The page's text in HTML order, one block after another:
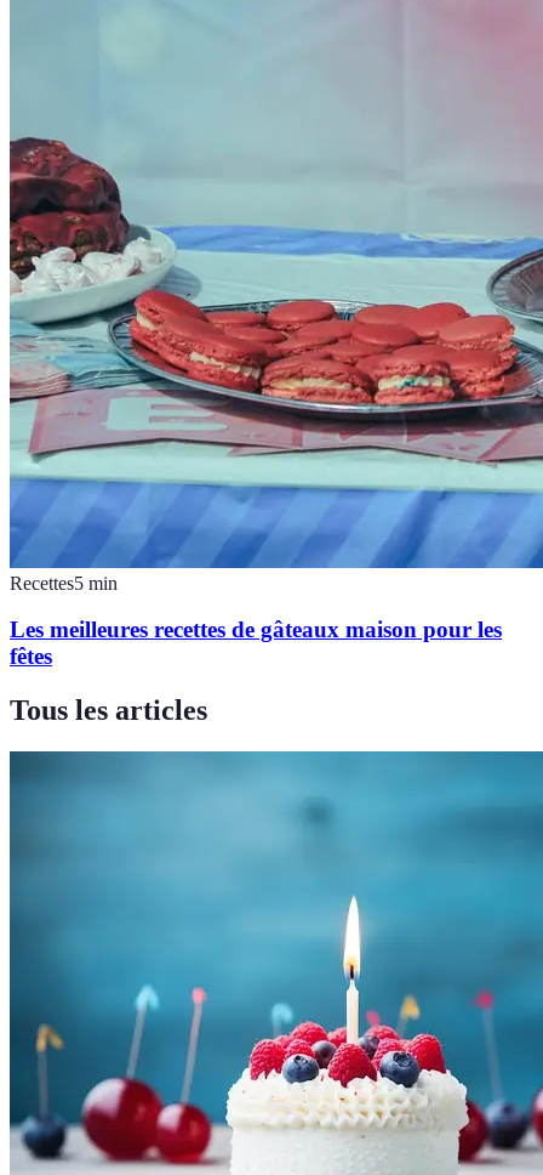
Recettes5 min
Les meilleures recettes de gâteaux maison pour les
fêtes
Tous les articles